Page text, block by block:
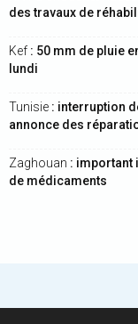
des travaux de
Kef : 50 mm de pluie
lundi
Tunisie : interruption
annonce des
Zaghouan : important
de médicaments